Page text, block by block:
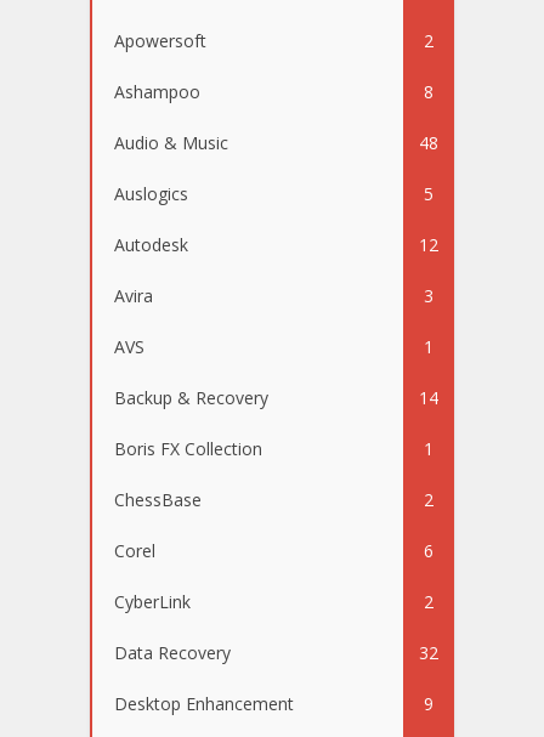
Apowersoft 2
Ashampoo 8
Audio & Music 48
Auslogics 5
Autodesk 12
Avira 3
AVS 1
Backup & Recovery 14
Boris FX Collection 1
ChessBase 2
Corel 6
CyberLink 2
Data Recovery 32
Desktop Enhancement 9